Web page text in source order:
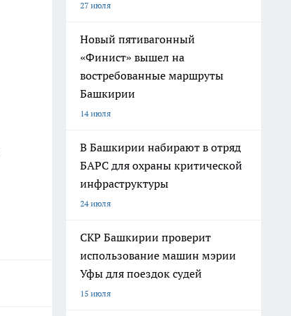
27 июля
Новый пятивагонный
«Финист» вышел на
востребованные маршруты
Башкирии
14 июля
В Башкирии набирают в отряд
БАРС для охраны критической
инфраструктуры
24 июля
СКР Башкирии проверит
использование машин мэрии
Уфы для поездок судей
15 июля